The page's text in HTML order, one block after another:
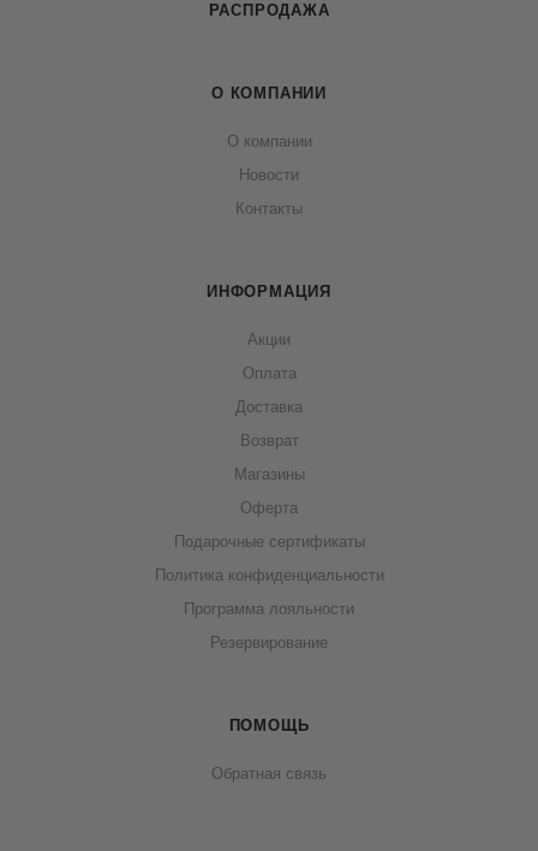
РАСПРОДАЖА
О КОМПАНИИ
О компании
Новости
Контакты
ИНФОРМАЦИЯ
Акции
Оплата
Доставка
Возврат
Магазины
Оферта
Подарочные сертификаты
Политика конфиденциальности
Программа лояльности
Резервирование
ПОМОЩЬ
Обратная связь